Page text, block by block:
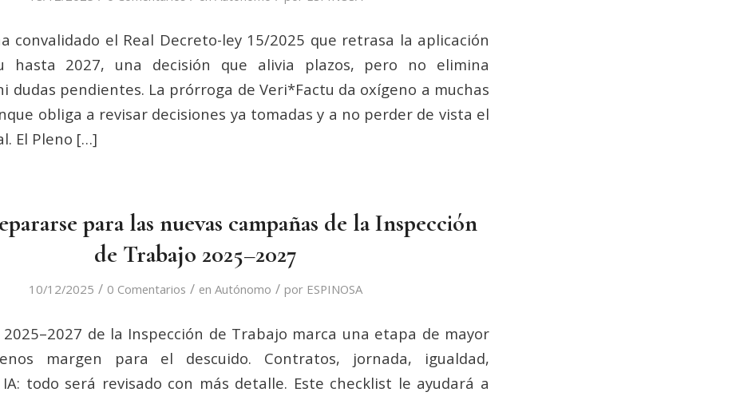
convalidado el Real Decreto-ley 15/2025 que retrasa la aplicación
hasta 2027, una decisión que alivia plazos, pero no elimina
dudas pendientes. La prórroga de Veri*Factu da oxígeno a muchas
obliga a revisar decisiones ya tomadas y a no perder de vista el
El Pleno […]
para las nuevas campañas de la Inspección
de Trabajo 2025–2027
10/12/2025 / 0 Comentarios / en Autónomo / por ESPINOSA
2025–2027 de la Inspección de Trabajo marca una etapa de mayor
margen para el descuido. Contratos, jornada, igualdad,
todo será revisado con más detalle. Este checklist le ayudará a